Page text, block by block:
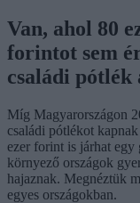
Van, ahol 80
forintot sem
családi pótlék
Míg Magyarországon
családi pótlékot
ezer forint is járhat egy
környező országok
hajaznak. Megnéztük
egyes országokban.